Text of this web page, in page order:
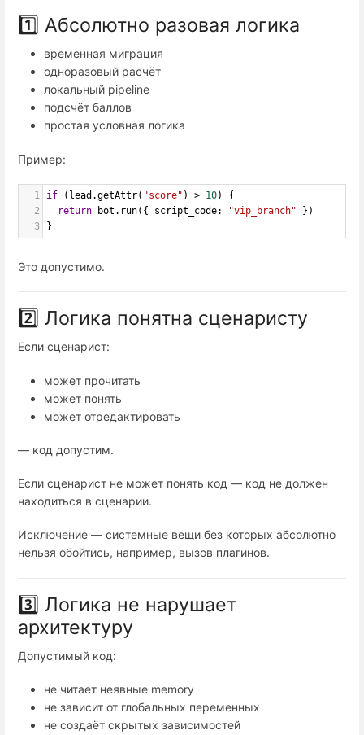
1️⃣ Абсолютно разовая логика
временная миграция
одноразовый расчёт
локальный pipeline
подсчёт баллов
простая условная логика
Пример:
1 if ( lead .getAttr( "score" ) > 10) {
2
return bot . run({ script_code: "vip_branch" })
3
}
Это допустимо.
2️⃣ Логика понятна сценаристу
Если сценарист:
может прочитать
может понять
может отредактировать
— код допустим.
Если сценарист не может понять код — код не должен
находиться в сценарии.
Исключение — системные вещи без которых абсолютно
нельзя обойтись, например, вызов плагинов.
3️⃣ Логика не нарушает
архитектуру
Допустимый код:
не читает неявные memory
не зависит от глобальных переменных
не создаёт скрытых зависимостей